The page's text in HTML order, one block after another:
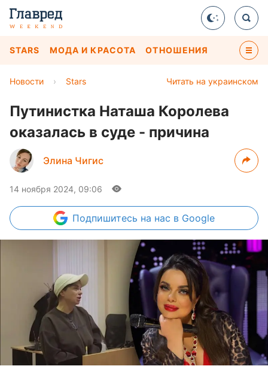
STARS МОДА И КРАСОТА ОТНОШЕНИЯ
Читать на украинском
Новости › Stars
Путинистка Наташа Королева
оказалась в суде - причина
Элина Чигис
14 ноября 2024, 09:06
Подпишитесь на нас в Google